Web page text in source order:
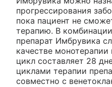
прогрессирования
пока пациент не
терапию. В
препарат Имбрувика
качестве монотерапии
цикл составляет 28
циклами терапии
совместно с